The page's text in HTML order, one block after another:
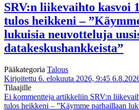
SRV:n liikevaihto kasvoi
tulos heikkeni –
lukuisia neuvotteluja
datakeskushankkeista”
Pääkategoria Talous
Kirjoitettu 6. elokuuta 2026, 9:45
Tilaajille
Ei kommentteja artikkeliin SRV:n
tulos heikkeni – ”Käymme parhaillaan